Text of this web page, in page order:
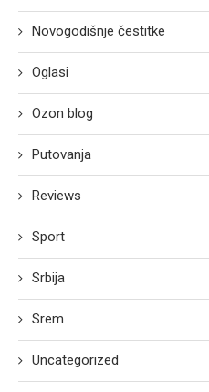
Novogodišnje čestitke
Oglasi
Ozon blog
Putovanja
Reviews
Sport
Srbija
Srem
Uncategorized